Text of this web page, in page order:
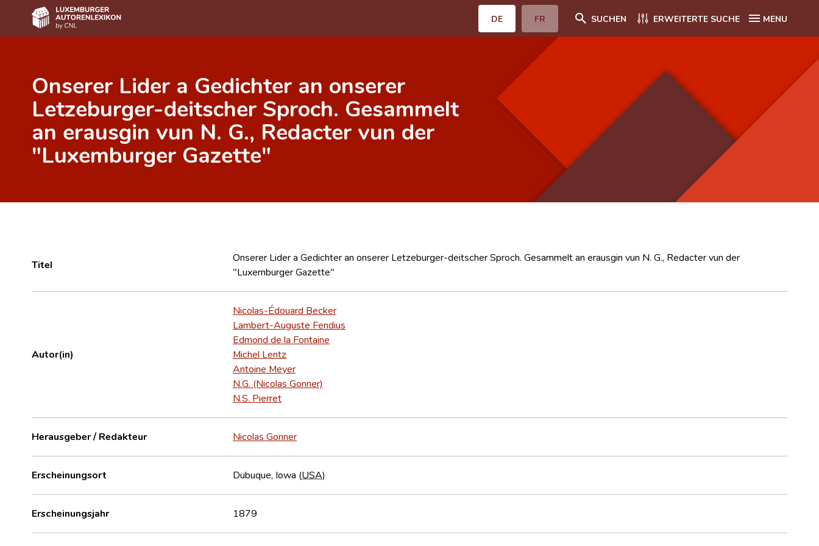
DE FR SUCHEN ERWEITERTE SUCHE MENU
Autor(inn)en A-Z
Erweiterte Suche
Häufige Fragen und Antworten
CNL
Onserer Lider a Gedichter an onserer
Letzeburger-deitscher Sproch. Gesammelt
an erausgin vun N. G., Redacter vun der
"Luxemburger Gazette"
Titel
Onserer Lider a Gedichter an onserer Letzeburger-deitscher Sproch. Gesammelt an erausgin vun N. G., Redacter vun der
"Luxemburger Gazette"
Autor(in)
Nicolas-Édouard Becker
Lambert-Auguste Fendius
Edmond de la Fontaine
Michel Lentz
Antoine Meyer
N.G. (Nicolas Gonner)
N.S. Pierret
Herausgeber / Redakteur Nicolas Gonner
Erscheinungsort Dubuque, Iowa (USA)
Erscheinungsjahr 1879